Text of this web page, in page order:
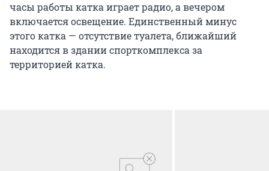
часы работы катка играет радио, а вечером
включается освещение. Единственный минус
этого катка — отсутствие туалета, ближайший
находится в здании спорткомплекса за
территорией катка.